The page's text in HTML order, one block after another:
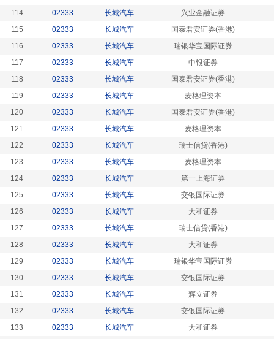
114
02333 长城汽车
兴业金融证券
115
02333 长城汽车
国泰君安证券(香港)
116
02333 长城汽车
瑞银华宝国际证券
117
02333 长城汽车
中银证券
118
02333 长城汽车
国泰君安证券(香港)
119
02333 长城汽车
麦格理资本
120
02333 长城汽车
国泰君安证券(香港)
121
02333 长城汽车
麦格理资本
122
02333 长城汽车
瑞士信贷(香港)
123
02333 长城汽车
麦格理资本
124
02333 长城汽车
第一上海证券
125
02333 长城汽车
交银国际证券
126
02333 长城汽车
大和证券
127
02333 长城汽车
瑞士信贷(香港)
128
02333 长城汽车
大和证券
129
02333 长城汽车
瑞银华宝国际证券
130
02333 长城汽车
交银国际证券
131
02333 长城汽车
辉立证券
132
02333 长城汽车
交银国际证券
133
02333 长城汽车
大和证券